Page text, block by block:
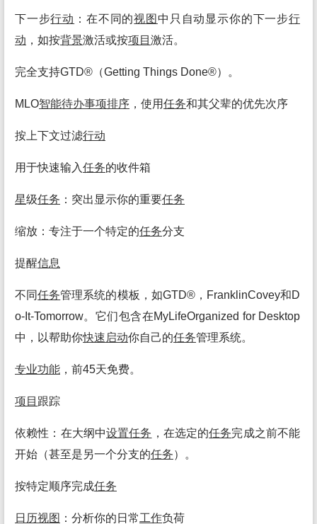
下一步行动 ：在不同的视图 中只自动显示你的下一步行
动 ，如按背景激活或按项目 激活。
完全支持GTD®（Getting Things Done®）。
MLO智能待办事项排序 ，使用任务和其父辈的优先次序
按上下文过滤行动
用于快速输入任务的收件箱
星级任务 ：突出显示你的重要任务
缩放：专注于一个特定的任务分支
提醒信息
不同任务管理系统的模板，如GTD®，FranklinCovey和D
o-It-Tomorrow。它们包含在MyLifeOrganized for Desktop
中，以帮助你快速启动你自己的任务管理系统。
专业功能 ，前45天免费。
项目 跟踪
依赖性：在大纲中设置任务 ，在选定的任务完成之前不能
开始（甚至是另一个分支的任务）。
按特定顺序完成任务
日历视图 ：分析你的日常工作负荷